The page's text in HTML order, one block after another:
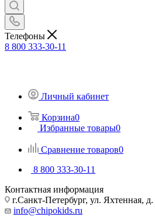
Телефоны
8 800 333-30-11
Личный кабинет
Корзина0
Избранные товары0
Сравнение товаров0
8 800 333-30-11
Контактная информация
г.Санкт-Петербург, ул. Яхтенная,
info@chipokids.ru